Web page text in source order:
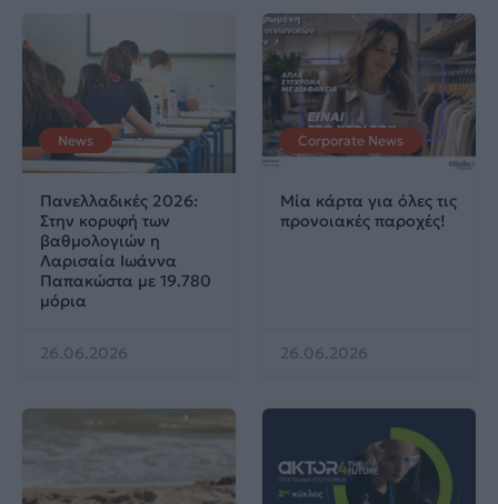
News
Πανελλαδικές 2026:
Στην κορυφή των
βαθμολογιών η
Λαρισαία Ιωάννα
Παπακώστα με 19.780
μόρια
26.06.2026
Corporate News
Μία κάρτα για όλες τις
προνοιακές παροχές!
26.06.2026